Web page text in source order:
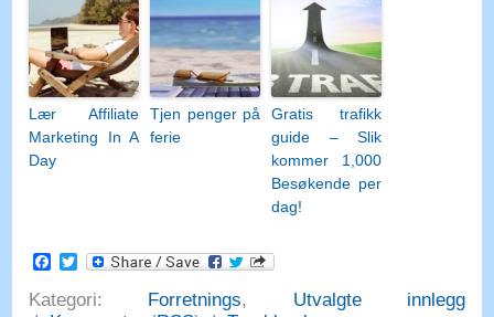
Lær Affiliate
Marketing In A
Day
Tjen penger på
ferie
Gratis trafikk
guide – Slik
kommer 1,000
Besøkende per
dag!
Facebook
Twitter
Kategori: Forretnings, Utvalgte innlegg